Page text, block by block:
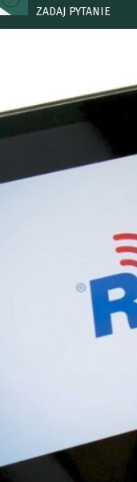
ZADAJ PYTANIE